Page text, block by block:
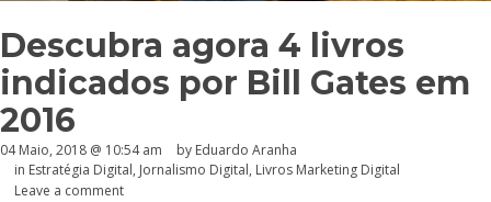
Descubra agora 4 livros
indicados por Bill Gates em
2016
04 Maio, 2018 @ 10:54 am by Eduardo Aranha
in Estratégia Digital, Jornalismo Digital, Livros Marketing Digital
Leave a comment